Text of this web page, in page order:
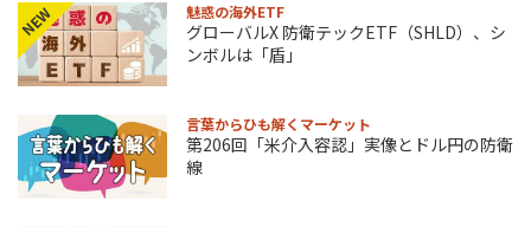
NEW 魅惑の海外ETF
グローバルX 防衛テックETF（SHLD）、シ
ンボルは「盾」
言葉からひも解くマーケット
第206回「米介入容認」実像とドル円の防衛
線